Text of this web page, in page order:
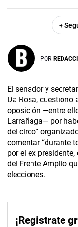
+
POR
El senador y
Da Rosa, cuestionó
oposición —entre
Larrañaga— por
del circo”
comentar “durante
por el ex
del Frente Amplio
elecciones.
¡Registrate